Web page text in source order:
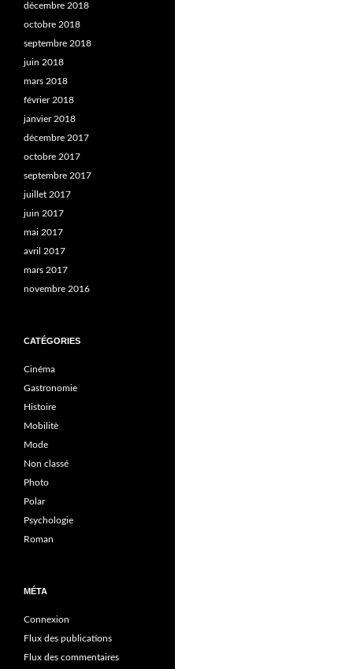
décembre 2018
octobre 2018
septembre 2018
juin 2018
mars 2018
février 2018
janvier 2018
décembre 2017
octobre 2017
septembre 2017
juillet 2017
juin 2017
mai 2017
avril 2017
mars 2017
novembre 2016
CATÉGORIES
Cinéma
Gastronomie
Histoire
Mobilitè
Mode
Non classé
Photo
Polar
Psychologie
Roman
MÉTA
Connexion
Flux des publications
Flux des commentaires